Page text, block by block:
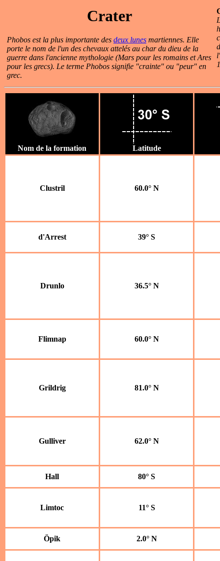
Crater
Phobos est la plus importante des deux lunes martiennes. Elle
porte le nom de l'un des chevaux attelés au char du dieu de la
guerre dans l'ancienne mythologie (Mars pour les romains et Ares
pour les grecs). Le terme Phobos signifie "crainte" ou "peur" en
grec.
Nom de la formation Latitude
Clustril 60.0° N
d'Arrest 39° S
Drunlo 36.5° N
Flimnap 60.0° N
Grildrig 81.0° N
Gulliver 62.0° N
Hall 80° S
Limtoc 11° S
Öpik 2.0° N